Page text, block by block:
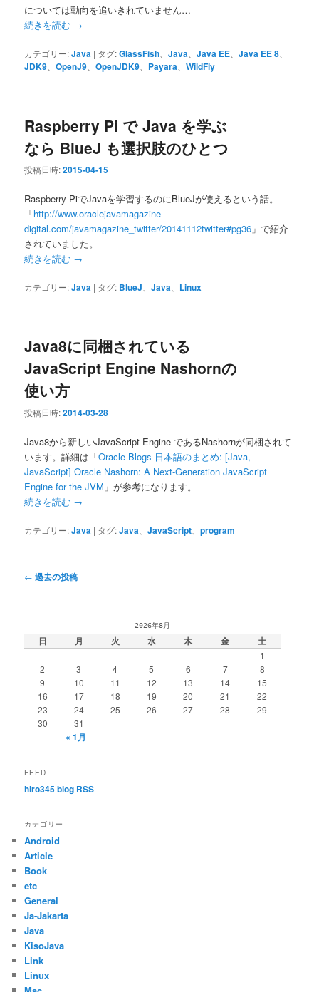
については動向を追いきれていません…
続きを読む →
カテゴリー:Java | タグ:GlassFish 、Java 、Java EE 、Java EE 8
JDK9 、OpenJ9 、OpenJDK9 Payara 、WildFly
Raspberry Pi で Java を学ぶ
なら BlueJ も選択肢のひとつ
投稿日時:2015-04-15
Raspberry PiでJavaを学習するのにBlueJが使えるという話。
「http://www.oraclejavamagazine-
digital.com/javamagazine_twitter/20141112twitter#pg36 」で紹介
されていました。
続きを読む →
カテゴリー:Java | タグ: BlueJ 、Java Linux
Java8に同梱されている
JavaScript Engine Nashornの
使い方
投稿日時:2014-03-28
Java8から新しいJavaScript Engine であるNashornが同梱されて
います。詳細は「Oracle Blogs 日本語のまとめ: [Java,
JavaScript] Oracle Nashorn: A Next-Generation JavaScript
Engine for the JVM 」が参考になります。
続きを読む →
カテゴリー:Java | タグ:Java 、JavaScript 、program
投
ナ
ゲ
ー
← 過去の投稿
2026年8月
日 月 火 水 木 金 土
1
2
3 4 5 6 7
8
9
10 11 12 13 14
15
16
17 18 19 20 21
22
23
24 25 26 27 28
29
30
31
« 1月
FEED
hiro345 blog RSS
カテゴリー
Android
Article
Book
etc
General
Ja-Jakarta
Java
KisoJava
Link
Linux